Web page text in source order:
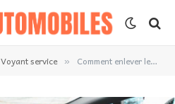
Voyant service » Comment enlever le voyant de service sur la Toyota Uuv ?